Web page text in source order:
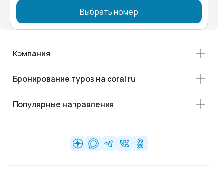
Выбрать номер
Компания
Бронирование туров на coral.ru
Популярные направления